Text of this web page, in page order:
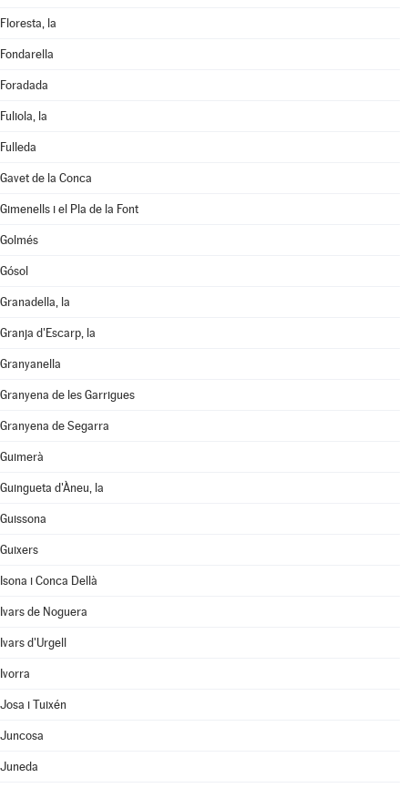
Floresta, la
Fondarella
Foradada
Fuliola, la
Fulleda
Gavet de la Conca
Gimenells i el Pla de la Font
Golmés
Gósol
Granadella, la
Granja d'Escarp, la
Granyanella
Granyena de les Garrigues
Granyena de Segarra
Guimerà
Guingueta d'Àneu, la
Guissona
Guixers
Isona i Conca Dellà
Ivars de Noguera
Ivars d'Urgell
Ivorra
Josa i Tuixén
Juncosa
Juneda